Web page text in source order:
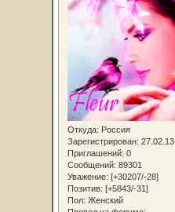
Откуда: Россия
Зарегистрирован: 27.02.13
Приглашений: 0
Сообщений: 89301
Уважение: [+30207/-28]
Позитив: [+5843/-31]
Пол: Женский